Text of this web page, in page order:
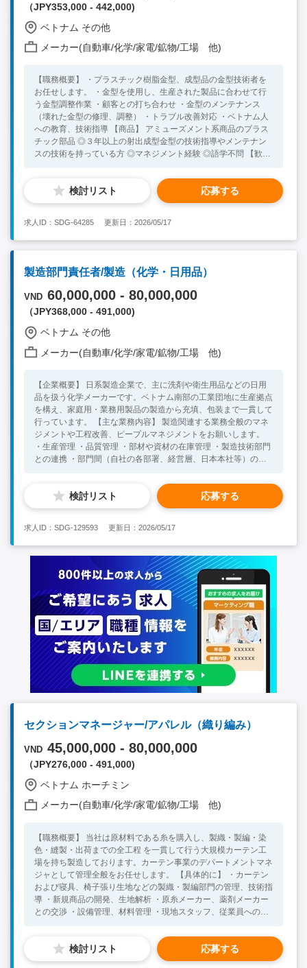
（JPY353,000 - 442,000)
ベトナム その他
メーカー(自動車/化学/家電/鉱物/工場 他)
【職務概要】 ・プラスチック樹脂金型、成型品の金型技術者を
お任せします。 ・金型を使用し、生産された製品に合わせて行
う金型調整作業 ・顧客との打ち合わせ ・金型のメンテナンス
（壊れた金型の修理、調整） ・トラブル改善対応 ・ベトナム人
への教育、技術指導 【商品】 アミューズメント系商品のプラス
チック部品 ◎３年以上の射出成型金型の技術指導やメンテナン
スの技術を持っている方 ◎マネジメント経験 ◎語学不問 【歓迎
検討リスト 応募する
求人ID：SDG-64285 更新日：2026/05/17
製造部門責任者/製造（化学・日用品）
VND 60,000,000 - 80,000,000
（JPY368,000 - 491,000)
ベトナム その他
メーカー(自動車/化学/家電/鉱物/工場 他)
【企業概要】 日系製造企業で、主に洗剤や衛生用品などの日用
品を扱う化学メーカーです。ベトナム南部の工業団地に生産拠点
を構え、家庭用・業務用製品の製造から充填、包装まで一貫して
行っています。 【主な業務内容】 製造関連する業務全般のマネ
ジメントや工程改善、ピープルマネジメントをお願いします。
・生産管理 ・品質管理 ・部材や資材の在庫管理 ・製造技術部門
との連携 ・部門間（自社の各部署、経営層、日本本社等）のブ
改善提案 ・メンバーのスキルアップサポート ・5S運用の徹底
（効率改善や安全管理の向上） ご入社後には日本での一定期間
（数ヶ月程度）の研修が予定されております。 【必須条件】 ・
の経験（部門マネジメント以上） ・語学不問 ・海外勤務経験
【歓迎条件】 ・化学品メーカーでの経験 ・プラスチック製品の
製造に関する技術的な知見 ・ベトナム語日常会話以上 ・同規模
の工場での工場長もしくは製造責任者の経験 【求める人物像】
・チームワークを大事にして相手の目線や立場で考動できる方
・常に課題の発見を意識して、改善のための提言ができる方 ・
アドバイザーや技術指導ではなく、自ら動いて一緒に考えられる
方
検討リスト 応募する
求人ID：SDG-129593 更新日：2026/05/17
セクションマネージャー/アパレル（織り編み）
VND 45,000,000 - 80,000,000
（JPY276,000 - 491,000)
ベトナム ホーチミン
メーカー(自動車/化学/家電/鉱物/工場 他)
【職務概要】 当社は原材料である糸を購入し、製織・製編・染
色・縫製・出荷までの全工程 を一貫して行う大規模カーテン工
場を持ち製造しております。カーテン事業のデパートメントマネ
ジャとして管理全般をお任せします。 【具体的に】 ・カーテン
および寝具、椅子張り生地などの製織・製編部門の管理、技術指
導 ・新規商品の開発、生地解析 ・原糸メーカー、薬剤メーカー
との交渉 ・設備管理、材料管理 ・現地スタッフ、従業員へのマ
文を受け、完成品を世界各国に輸出しています ・当社の出荷数
量はアジア各国の中での有数の出荷量を誇ります ・各国での販
売状況、自社工場の生産状況、在庫状況、物流事情や各種規制、
検討リスト 応募する